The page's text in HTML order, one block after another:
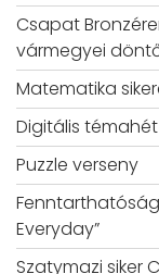
Csapat
vármegyei
Matematika
Digitális témahét
Puzzle verseny
Everyday”
Szatymazi siker